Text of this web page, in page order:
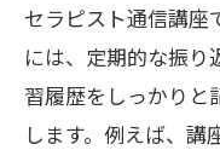
セラピスト通信講座
には、定期的な振り
習履歴をしっかりと
します。例えば、